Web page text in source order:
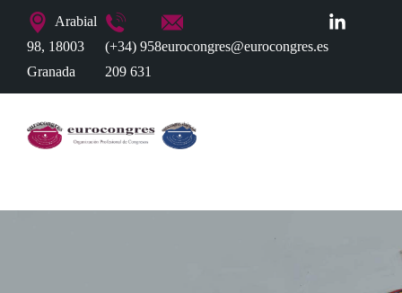
Arabial
98, 18003
Granada
(+34) 958
209 631
eurocongres@eurocongres.es